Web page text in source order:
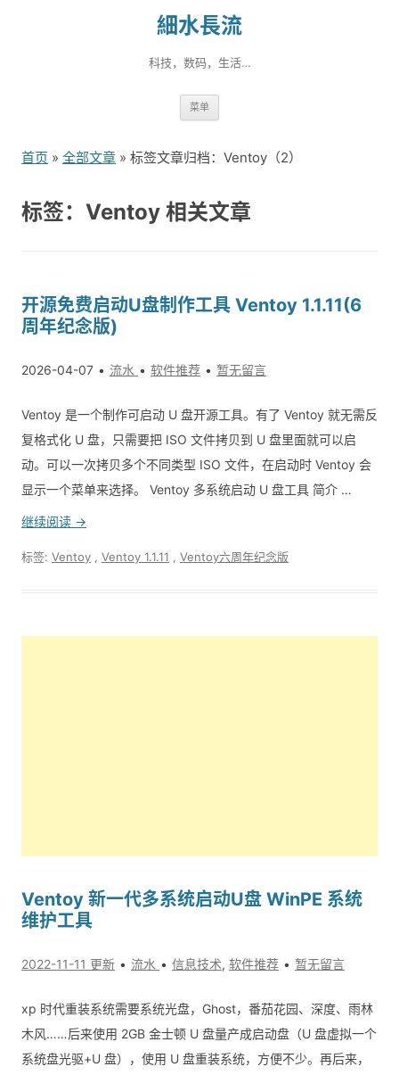
細水長流
科技，数码，生活…
菜单
到
首页 » 全部文章 » 标签文章归档：Ventoy（2）
标签：Ventoy 相关文章
开源免费启动U盘制作工具 Ventoy 1.1.11(6
周年纪念版)
2026-04-07 流水 软件推荐 暂无留言
Ventoy 是一个制作可启动 U 盘开源工具。有了 Ventoy 就无需反
复格式化 U 盘，只需要把 ISO 文件拷贝到 U 盘里面就可以启
动。可以一次拷贝多个不同类型 ISO 文件，在启动时 Ventoy 会
显示一个菜单来选择。 Ventoy 多系统启动 U 盘工具 简介 …
继续阅读 →
标签: Ventoy Ventoy 1.1.11 Ventoy六周年纪念版
Ventoy 新一代多系统启动U盘 WinPE 系统
维护工具
2022-11-11 更新 流水 信息技术, 软件推荐 暂无留言
xp 时代重装系统需要系统光盘，Ghost，番茄花园、深度、雨林
木风……后来使用 2GB 金士顿 U 盘量产成启动盘（U 盘虚拟一个
系统盘光驱+U 盘），使用 U 盘重装系统，方便不少。再后来，